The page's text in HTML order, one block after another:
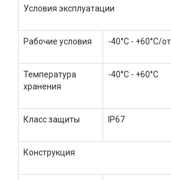
Условия эксплуатации
Рабочие условия -40°C - +60°C/
Температура
хранения
-40°C - +60°C
Класс защиты IP67
Конструкция